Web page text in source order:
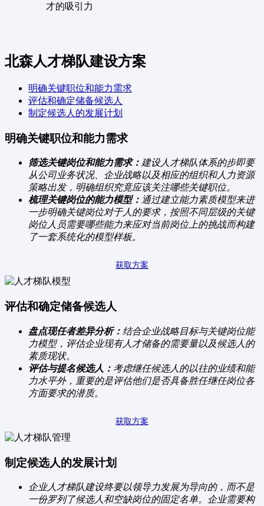
才的吸引力
北森人才梯队建设方案
明确关键职位和能力需求
评估和确定储备候选人
制定候选人的发展计划
明确关键职位和能力需求
筛选关键岗位和能力需求： 建设人才梯队体系的步即要
从公司业务状况、企业战略以及相应的组织和人力资源
策略出发，明确组织究竟应该关注哪些关键职位。
梳理关键岗位的能力模型： 通过建立能力素质模型来进
一步明确关键岗位对于人的要求，按照不同层级的关键
岗位人员需要哪些能力来应对当前岗位上的挑战而构建
了一套系统化的模型样板。
获取方案
评估和确定储备候选人
盘点现任者差异分析： 结合企业战略目标与关键岗位能
力模型，评估企业现有人才储备的需要量以及候选人的
素质现状。
评估与提名候选人： 考虑继任候选人的以往的业绩和能
力水平外，重要的是评估他们是否具备胜任继任岗位各
方面要求的潜质。
获取方案
制定候选人的发展计划
企业人才梯队建设终要以领导力发展为导向的，而不是
一份罗列了候选人和空缺岗位的固定名单。企业需要构